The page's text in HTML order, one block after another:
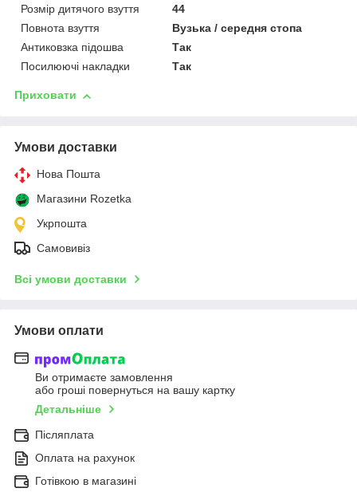
Розмір дитячого взуття
44
Повнота взуття
Вузька / середня стопа
Антиковзка підошва
Так
Посилюючі накладки
Так
Приховати
Умови доставки
Нова Пошта
Магазини Rozetka
Укрпошта
Самовивіз
Всі умови доставки
Умови оплати
Ви отримаєте замовлення
або гроші повернуться на вашу картку
Детальніше
Післяплата
Оплата на рахунок
Готівкою в магазині